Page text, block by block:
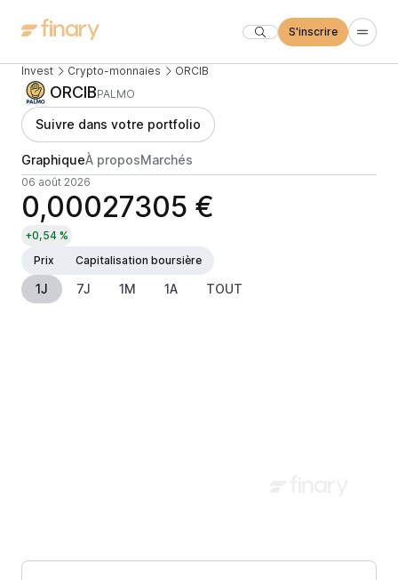
S'inscrire
Invest Crypto-monnaies ORCIB
ORCIBPALMO
Suivre dans votre portfolio
GraphiqueÀ proposMarchés
06 août 2026
0,00027305 €
+0,54 %
Prix
Capitalisation boursière
1J 7J 1M 1A TOUT